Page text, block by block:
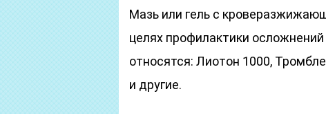
Мазь или гель с
целях профилактики
относятся: Лиотон 1000,
и другие.